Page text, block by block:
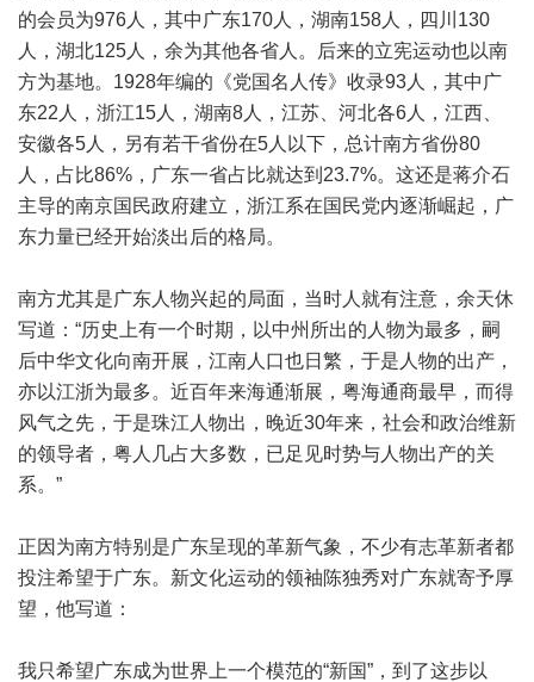
的会员为976人，其中广东170人，湖南158人，四川130
人，湖北125人，余为其他各省人。后来的立宪运动也以南
方为基地。1928年编的《党国名人传》收录93人，其中广
东22人，浙江15人，湖南8人，江苏、河北各6人，江西、
安徽各5人，另有若干省份在5人以下，总计南方省份80
人，占比86%，广东一省占比就达到23.7%。这还是蒋介石
主导的南京国民政府建立，浙江系在国民党内逐渐崛起，广
东力量已经开始淡出后的格局。
南方尤其是广东人物兴起的局面，当时人就有注意，余天休
写道：“历史上有一个时期，以中州所出的人物为最多，嗣
后中华文化向南开展，江南人口也日繁，于是人物的出产，
亦以江浙为最多。近百年来海通渐展，粤海通商最早，而得
风气之先，于是珠江人物出，晚近30年来，社会和政治维新
的领导者，粤人几占大多数，已足见时势与人物出产的关
系。”
正因为南方特别是广东呈现的革新气象，不少有志革新者都
投注希望于广东。新文化运动的领袖陈独秀对广东就寄予厚
望，他写道：
我只希望广东成为世界上一个模范的“新国”，到了这步以